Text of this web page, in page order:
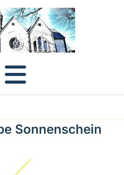
Sonnenschein